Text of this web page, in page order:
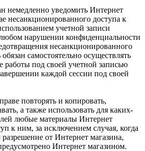
немедленно уведомить Интернет
несанкционированного доступа к
учетной записи
нарушении конфиденциальности
несанкционированного
самостоятельно осуществлять
работы под своей учетной записью
каждой сессии под своей
повторять и копировать,
а также использовать для каких-
любые материалы Интернет
к ним, за исключением случая, когда
от Интернет магазина,
Интернет магазином.